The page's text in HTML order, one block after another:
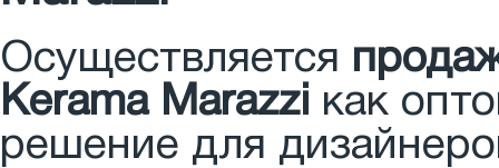
Осуществляется
Kerama Marazzi как
решение для